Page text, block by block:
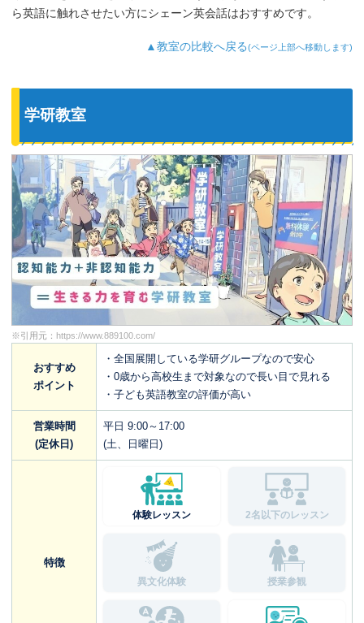
ら英語に触れさせたい方にシェーン英会話はおすすめです。
▲教室の比較へ戻る(ページ上部へ移動します)
学研教室
※引用元： https://www.889100.com/
おすすめ
ポイント
・全国展開している学研グループなので安心
・0歳から高校生まで対象なので長い目で見れる
・子ども英語教室の評価が高い
営業時間
(定休日)
平日 9:00～17:00
(土、日曜日)
特徴
体験レッスン 2名以下のレッスン
異文化体験 授業参観